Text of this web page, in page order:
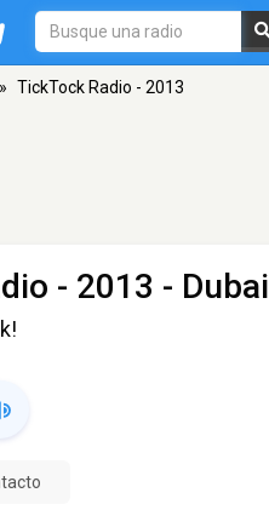
» TickTock Radio - 2013
- 2013 - Dubai